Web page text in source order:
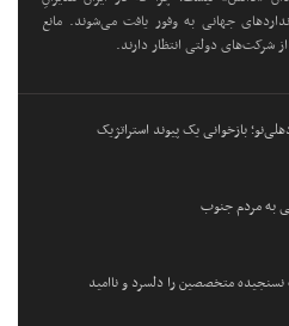
جهانی به وفور یافت می‌شوند. مانع
شرکت‌های دولتی انتظار دارند.
بازخوانی یک پیوند استراتژیک
به مردم جنوب
نسنجیده متخصصین را دلسرد و ناامید